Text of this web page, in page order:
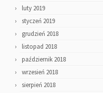
luty 2019
styczeń 2019
grudzień 2018
listopad 2018
październik 2018
wrzesień 2018
sierpień 2018